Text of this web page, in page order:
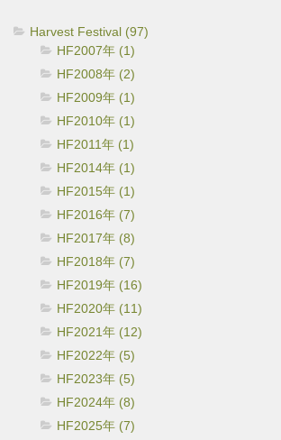
Harvest Festival (97)
HF2007年 (1)
HF2008年 (2)
HF2009年 (1)
HF2010年 (1)
HF2011年 (1)
HF2014年 (1)
HF2015年 (1)
HF2016年 (7)
HF2017年 (8)
HF2018年 (7)
HF2019年 (16)
HF2020年 (11)
HF2021年 (12)
HF2022年 (5)
HF2023年 (5)
HF2024年 (8)
HF2025年 (7)